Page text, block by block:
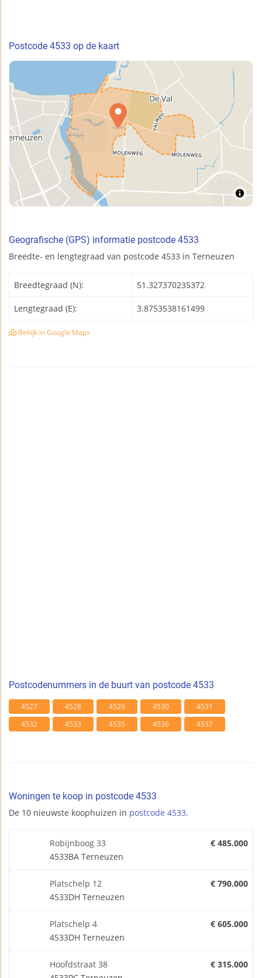
Postcode 4533 op de kaart
Geografische (GPS) informatie postcode 4533
Breedte- en lengtegraad van postcode 4533 in Terneuzen
Breedtegraad (N): 51.327370235372
Lengtegraad (E): 3.8753538161499
Bekijk in Google Maps
Postcodenummers in de buurt van postcode 4533
4527 4528 4529 4530
4531
4532
4533 4535 4536 4537
Woningen te koop in postcode 4533
De 10 nieuwste koophuizen in postcode 4533.
Robijnboog 33
4533BA Terneuzen
€ 485.000
Platschelp 12
4533DH Terneuzen
€ 790.000
Platschelp 4
4533DH Terneuzen
€ 605.000
Hoofdstraat 38
€ 315.000